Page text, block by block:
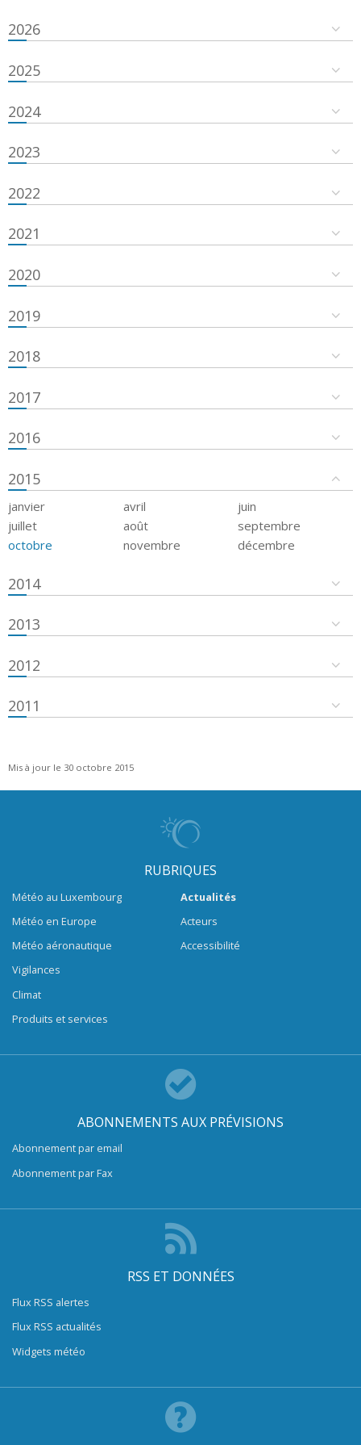
2026
2025
2024
2023
2022
2021
2020
2019
2018
2017
2016
2015
janvier avril
juin
juillet
août
septembre
octobre
novembre décembre
2014
2013
2012
2011
Mis à jour le 30 octobre 2015
RUBRIQUES
Météo au Luxembourg
Météo en Europe
Météo aéronautique
Vigilances
Climat
Produits et services
Actualités
Acteurs
Accessibilité
ABONNEMENTS AUX PRÉVISIONS
Abonnement par email
Abonnement par Fax
RSS ET DONNÉES
Flux RSS alertes
Flux RSS actualités
Widgets météo